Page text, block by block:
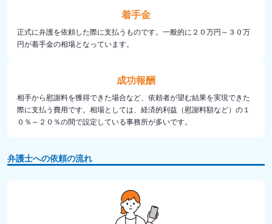
着手金
正式に弁護を依頼した際に支払うものです。一般的に２０万円～３０万
円が着手金の相場となっています。
成功報酬
相手から慰謝料を獲得できた場合など、依頼者が望む結果を実現できた
際に支払う費用です。相場としては、経済的利益（慰謝料額など）の１
０％～２０％の間で設定している事務所が多いです。
弁護士への依頼の流れ